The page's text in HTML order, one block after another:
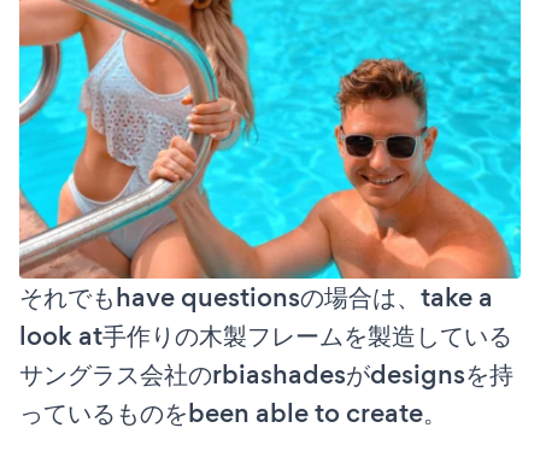
それでもhave questionsの場合は、take a
look at手作りの木製フレームを製造している
サングラス会社のrbiashadesがdesignsを持
っているものをbeen able to create。